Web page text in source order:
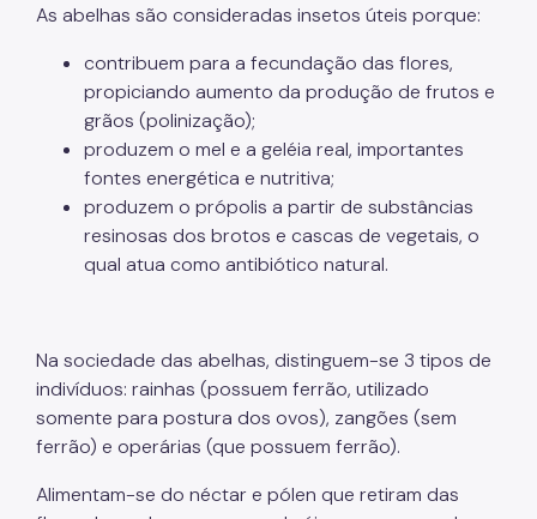
Escorpiões
Formigas
Lacraias e Centopéias
Morcegos
Moscas
Mosquitos
Pulgas
Taturanas
As abelhas são consideradas insetos úteis porque:
contribuem para a fecundação das flores,
propiciando aumento da produção de frutos e
grãos (polinização);
produzem o mel e a geléia real, importantes
fontes energética e nutritiva;
produzem o própolis a partir de substâncias
resinosas dos brotos e cascas de vegetais, o
qual atua como antibiótico natural.
Na sociedade das abelhas, distinguem-se 3 tipos de
indivíduos: rainhas (possuem ferrão, utilizado
somente para postura dos ovos), zangões (sem
ferrão) e operárias (que possuem ferrão).
Alimentam-se do néctar e pólen que retiram das